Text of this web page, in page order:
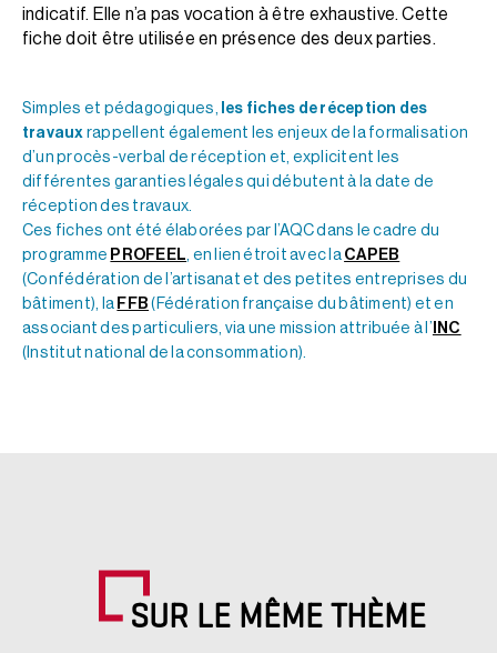
indicatif. Elle n’a pas vocation à être exhaustive. Cette
fiche doit être utilisée en présence des deux parties.
Simples et pédagogiques,
les fiches de réception des
travaux rappellent également les enjeux de la formalisation
d’un procès-verbal de réception et, explicitent les
différentes garanties légales qui débutent à la date de
réception des travaux.
Ces fiches ont été élaborées par l’AQC dans le cadre du
programme PROFEEL , en lien étroit avec la CAPEB
(Confédération de l’artisanat et des petites entreprises du
bâtiment), la FFB (Fédération française du bâtiment) et en
associant des particuliers, via une mission attribuée à l’ INC
(Institut national de la consommation).
SUR LE MÊME THÈME